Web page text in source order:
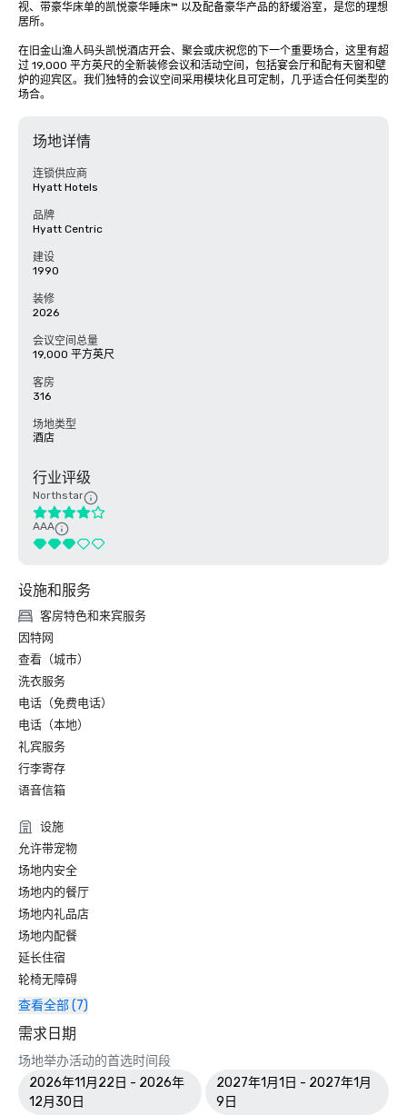
视、带豪华床单的凯悦豪华睡床™ 以及配备豪华产品的舒缓浴室，是您的理想
居所。
在旧金山渔人码头凯悦酒店开会、聚会或庆祝您的下一个重要场合，这里有超
过 19,000 平方英尺的全新装修会议和活动空间，包括宴会厅和配有天窗和壁
炉的迎宾区。我们独特的会议空间采用模块化且可定制，几乎适合任何类型的
场合。
场地详情
连锁供应商
Hyatt Hotels
品牌
Hyatt Centric
建设
1990
装修
2026
会议空间总量
19,000 平方英尺
客房
316
场地类型
酒店
行业评级
Northstar
AAA
设施和服务
客房特色和来宾服务
因特网
查看（城市）
洗衣服务
电话（免费电话）
电话（本地）
礼宾服务
行李寄存
语音信箱
设施
允许带宠物
场地内安全
场地内的餐厅
场地内礼品店
场地内配餐
延长住宿
轮椅无障碍
查看全部 (7)
需求日期
场地举办活动的首选时间段
2026年11月22日 - 2026年
12月30日
2027年1月1日 - 2027年1月
9日